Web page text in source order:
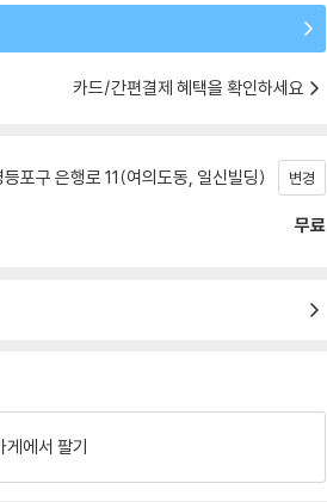
카드/간편결제 혜택을 확인하세요
포구 은행로 11(여의도동, 일신빌딩) 변경
무료
게에서 팔기